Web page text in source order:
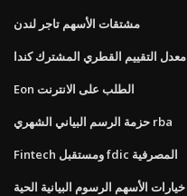
مشتقات الأسهم تاجر لندن
معدل التقييم القطري المشترك كندا
Eon الطلب على الانترنت
حزمة الرسم البياني الشهري rba
Fintech ومستقبل fdic المصرفية
خيارات الأسهم الرسوم البيانية الحية